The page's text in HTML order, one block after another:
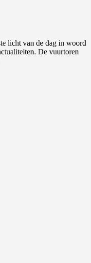
licht van de dag in woord
De vuurtoren